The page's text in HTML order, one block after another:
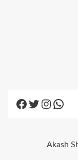
Facebook
Twitter
Akash